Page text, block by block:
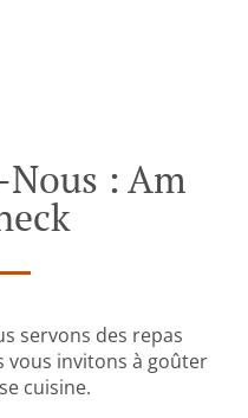
: Am
servons des repas
vous invitons à goûter
cuisine.